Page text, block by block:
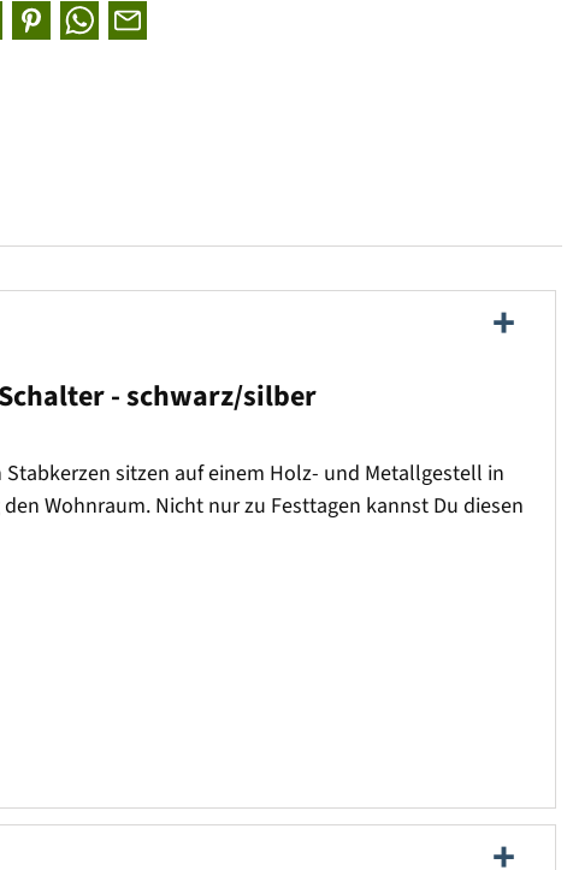
- schwarz/silber
sitzen auf einem Holz- und Metallgestell in
Wohnraum. Nicht nur zu Festtagen kannst Du diesen